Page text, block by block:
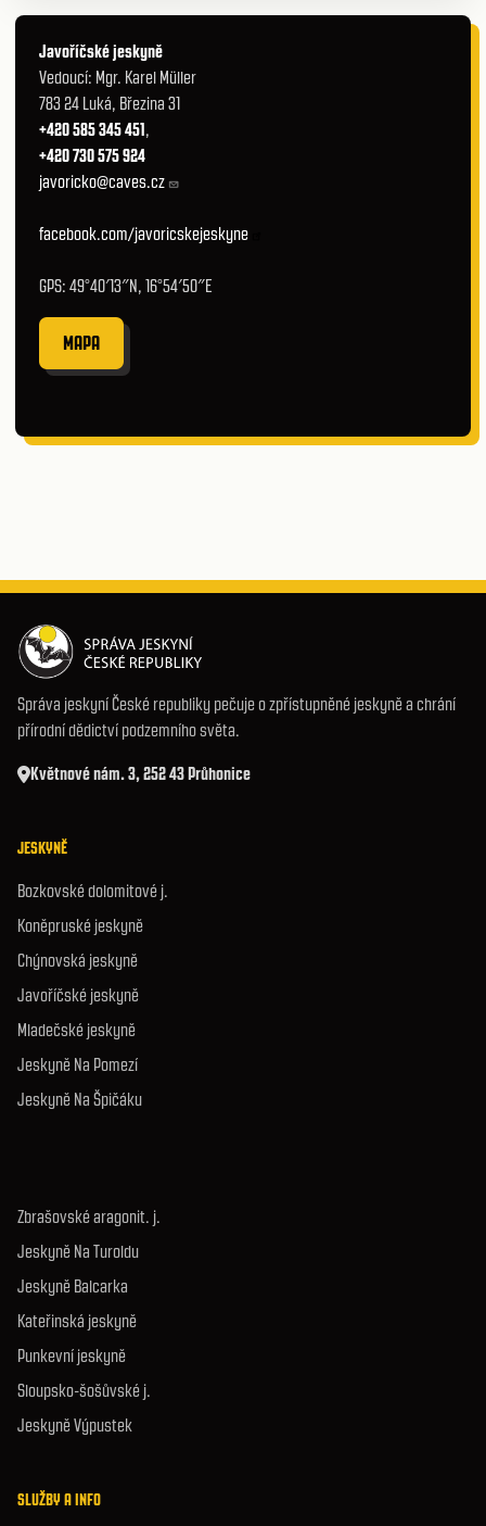
Javoříčské jeskyně
Vedoucí: Mgr. Karel Müller
783 24 Luká, Březina 31
+420 585 345 451,
+420 730 575 924
javoricko@caves.cz
facebook.com/javoricskejeskyne
GPS: 49°40′13″N, 16°54′50″E
MAPA
Správa jeskyní České republiky pečuje o zpřístupněné jeskyně a chrání
přírodní dědictví podzemního světa.
Květnové nám. 3, 252 43 Průhonice
JESKYNĚ
Bozkovské dolomitové j.
Koněpruské jeskyně
Chýnovská jeskyně
Javoříčské jeskyně
Mladečské jeskyně
Jeskyně Na Pomezí
Jeskyně Na Špičáku
Zbrašovské aragonit. j.
Jeskyně Na Turoldu
Jeskyně Balcarka
Kateřinská jeskyně
Punkevní jeskyně
Sloupsko-šošůvské j.
Jeskyně Výpustek
SLUŽBY A INFO